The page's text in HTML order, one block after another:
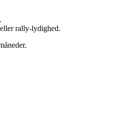
rally-lydighed.